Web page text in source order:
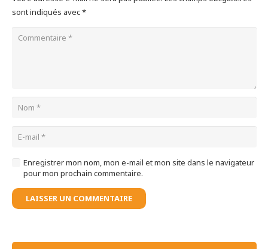
sont indiqués avec*
Enregistrer mon nom, mon e-mail et mon site dans le navigateur
pour mon prochain commentaire.
LAISSER UN COMMENTAIRE